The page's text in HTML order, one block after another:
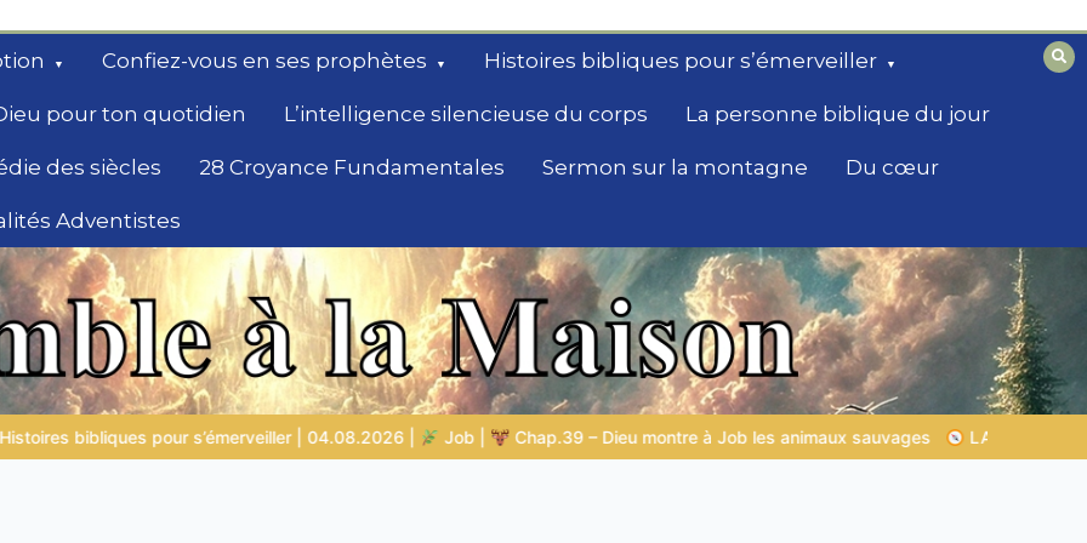
Confiez-vous en ses prophètes Histoires bibliques pour s’émerveiller
pour ton quotidien L’intelligence silencieuse du corps La personne biblique du jour
des siècles 28 Croyance Fundamentales Sermon sur la montagne Du cœur
Adventistes
un
| Job | Chap.39 – Dieu montre à Job les animaux sauvages LA SAGESSE DE DIEU POUR TON QUOTIDIEN |